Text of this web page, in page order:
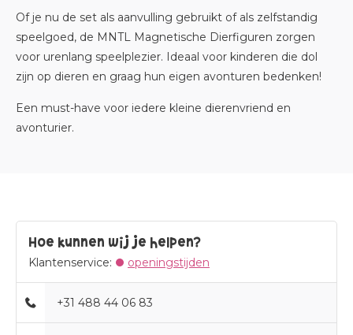
Of je nu de set als aanvulling gebruikt of als zelfstandig
speelgoed, de MNTL Magnetische Dierfiguren zorgen
voor urenlang speelplezier. Ideaal voor kinderen die dol
zijn op dieren en graag hun eigen avonturen bedenken!
Een must-have voor iedere kleine dierenvriend en
avonturier.
Hoe kunnen wij je helpen?
Klantenservice:
openingstijden
+31 488 44 06 83